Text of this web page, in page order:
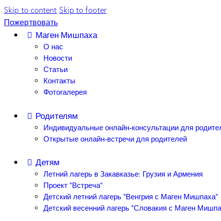
Skip to content Skip to footer
Пожертвовать
Маген Мишпаха
О нас
Новости
Статьи
Контакты
Фотогалерея
Родителям
Индивидуальные онлайн-консультации для
Открытые онлайн-встречи для родителей
Детям
Летний лагерь в Закавказье: Грузия и Армения
Проект “Встреча”
Детский летний лагерь “Венгрия с Маген Мишпаха”
Детский весенний лагерь “Словакия с Маген